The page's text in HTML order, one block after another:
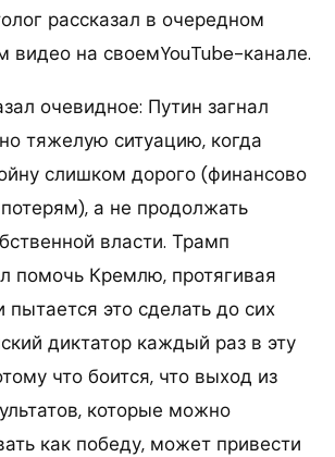
рассказал в очередном
видео на своемYouTube-канале.
очевидное: Путин загнал
тяжелую ситуацию, когда
слишком дорого (финансово
а не продолжать
власти. Трамп
помочь Кремлю, протягивая
это сделать до сих
диктатор каждый раз в эту
что боится, что выход из
которые можно
как победу, может привести